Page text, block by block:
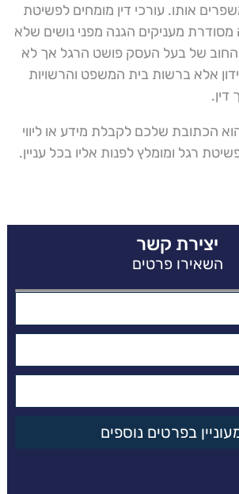
אותו. עורכי דין מומחים לפשיטת
מסודרת מעניקים הגנה מפני נושים שלא
החוב של בעל העסק פושט הרגל אך לא
אלא ברשות בית המשפט והרשויות
דין.
הכתובת שלכם לקבלת מידע או ליווי
רגל ומומלץ לפנות אליו בכל עניין.
יצירת קשר
השאירו פרטים